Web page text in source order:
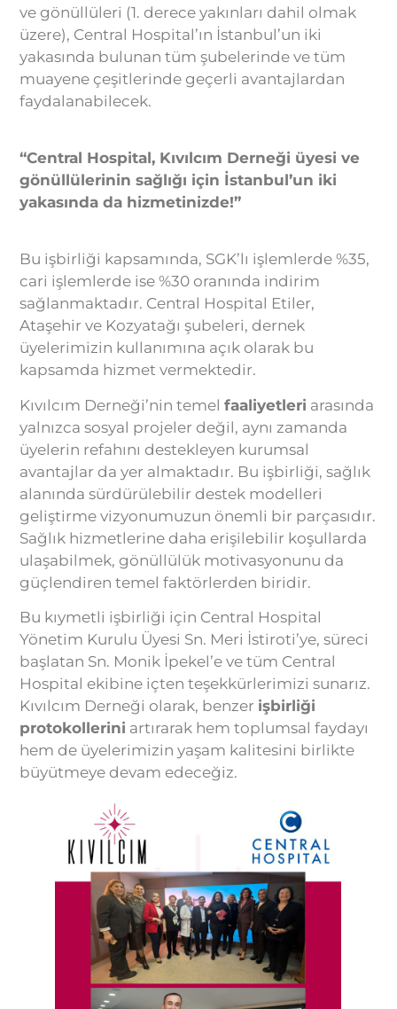
ve gönüllüleri (1. derece yakınları dahil olmak
üzere), Central Hospital’ın İstanbul’un iki
yakasında bulunan tüm şubelerinde ve tüm
muayene çeşitlerinde geçerli avantajlardan
faydalanabilecek.
“Central Hospital, Kıvılcım Derneği üyesi ve
gönüllülerinin sağlığı için İstanbul’un iki
yakasında da hizmetinizde!”
Bu işbirliği kapsamında, SGK’lı işlemlerde %35,
cari işlemlerde ise %30 oranında indirim
sağlanmaktadır. Central Hospital Etiler,
Ataşehir ve Kozyatağı şubeleri, dernek
üyelerimizin kullanımına açık olarak bu
kapsamda hizmet vermektedir.
Kıvılcım Derneği’nin temelfaaliyetleri arasında
yalnızca sosyal projeler değil, aynı zamanda
üyelerin refahını destekleyen kurumsal
avantajlar da yer almaktadır. Bu işbirliği, sağlık
alanında sürdürülebilir destek modelleri
geliştirme vizyonumuzun önemli bir parçasıdır.
Sağlık hizmetlerine daha erişilebilir koşullarda
ulaşabilmek, gönüllülük motivasyonunu da
güçlendiren temel faktörlerden biridir.
Bu kıymetli işbirliği için Central Hospital
Yönetim Kurulu Üyesi Sn. Meri İstiroti’ye, süreci
başlatan Sn. Monik İpekel’e ve tüm Central
Hospital ekibine içten teşekkürlerimizi sunarız.
Kıvılcım Derneği olarak, benzer işbirliği
protokollerini artırarak hem toplumsal faydayı
hem de üyelerimizin yaşam kalitesini birlikte
büyütmeye devam edeceğiz.